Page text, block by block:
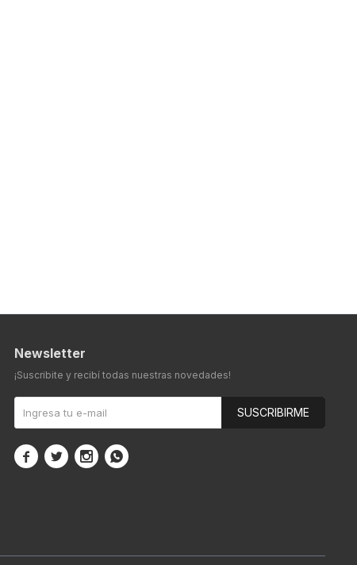
Newsletter
¡Suscribite y recibí todas nuestras novedades!
SUSCRIBIRME
   